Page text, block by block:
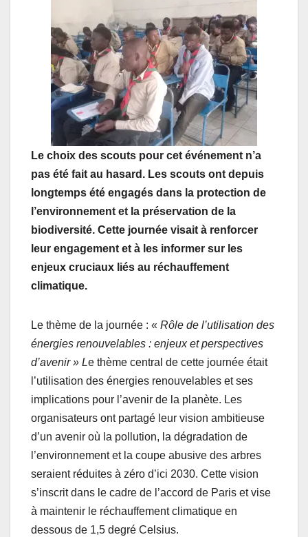
Le choix des scouts pour cet événement n’a
pas été fait au hasard. Les scouts ont depuis
longtemps été engagés dans la protection de
l’environnement et la préservation de la
biodiversité. Cette journée visait à renforcer
leur engagement et à les informer sur les
enjeux cruciaux liés au réchauffement
climatique.
Le thème de la journée : « Rôle de l’utilisation des
énergies renouvelables : enjeux et perspectives
d’avenir » Le thème central de cette journée était
l’utilisation des énergies renouvelables et ses
implications pour l’avenir de la planète. Les
organisateurs ont partagé leur vision ambitieuse
d’un avenir où la pollution, la dégradation de
l’environnement et la coupe abusive des arbres
seraient réduites à zéro d’ici 2030. Cette vision
s’inscrit dans le cadre de l’accord de Paris et vise
à maintenir le réchauffement climatique en
dessous de 1,5 degré Celsius.